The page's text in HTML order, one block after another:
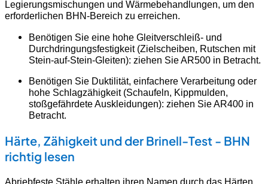
Legierungsmischungen und Wärmebehandlungen, um den
erforderlichen BHN-Bereich zu erreichen.
Benötigen Sie eine hohe Gleitverschleiß- und
Durchdringungsfestigkeit (Zielscheiben, Rutschen mit
Stein-auf-Stein-Gleiten): ziehen Sie AR500 in Betracht.
Benötigen Sie Duktilität, einfachere Verarbeitung oder
hohe Schlagzähigkeit (Schaufeln, Kippmulden,
stoßgefährdete Auskleidungen): ziehen Sie AR400 in
Betracht.
Härte, Zähigkeit und der Brinell-Test - BHN
richtig lesen
Abriebfeste Stähle erhalten ihren Namen durch das Härten